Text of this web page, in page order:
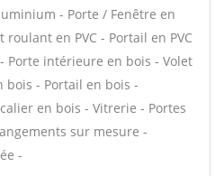
- Porte / Fenêtre en
roulant en PVC - Portail en PVC
Porte intérieure en bois - Volet
- Portail en bois -
en bois - Vitrerie - Portes
sur mesure -
-